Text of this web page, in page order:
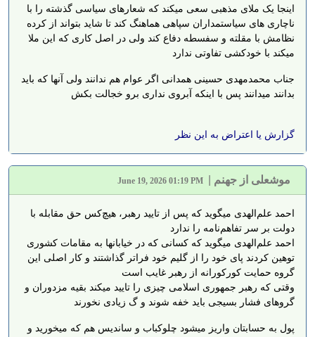
اینجا یک ملای مذهبی سعی میکند که شعارهای سیاسی گذشته را با
ناچاری های سیاستمداران سپاهی هماهنگ کند تا شاید بتواند از کرده
نظامش با مقلته و سفسطه دفاع کند ولی در اصل کاری که این ملا
میکند با خودکشی تفاوتی ندارد
جناب محمدمهدی حسینی همدانی اگر عوام هم ندانند ولی آنها که باید
بدانند میدانند پس با اینکه آبروی نداری برو خجالت بکش
گزارش یا اعتراض به این نظر
موشعلی از جهنم June 19, 2026 01:19 PM
احمد علم‌الهدی میگوید که پس از تایید رهبر، هیچ‌کس حق مقابله با
دولت بر سر تفاهم‌نامه را ندارد
احمد علم‌الهدی میگوید که کسانی که در خیابانها به مقامات کشوری
توهین کردند پای خود را از گلیم خود فراتر گذاشتند و کار اصلی این
گروه حمایت کورکورانه از رهبر غایب است
وقتی که رهبر جمهوری اسلامی چیزی را تایید میکند بقیه مزدوران و
گروهای فشار بسیجی باید خفه شوند و گ زیادی نخورند
پول به حسابتان واریز میشود چلوکباب و ساندیس هم که میخورید و